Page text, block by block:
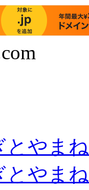
とやま
とやま